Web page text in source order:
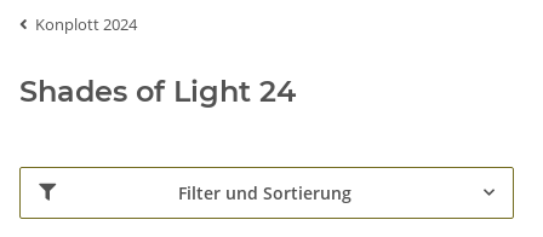
Konplott 2024
Shades of Light 24
Filter und Sortierung